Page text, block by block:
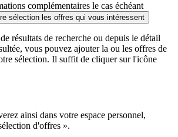
complémentaires le cas échéant
sélection les offres qui vous intéressent
résultats de recherche ou depuis le détail
vous pouvez ajouter la ou les offres de
sélection. Il suffit de cliquer sur l'icône
ainsi dans votre espace personnel,
d'offres ».